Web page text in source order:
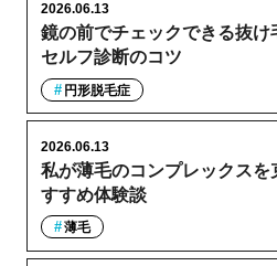
鏡の前でチェックできる抜け
セルフ診断のコツ
2026.06.13
円形脱毛症
私が薄毛のコンプレックス
すすめ体験談
2026.06.13
薄毛